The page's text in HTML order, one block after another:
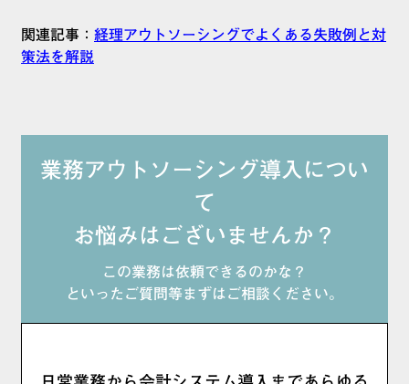
関連記事： 経理アウトソーシングでよくある失敗例と対
策法を解説
業務アウトソーシング導入につい
て
お悩みはございませんか？
この業務は依頼できるのかな？
といったご質問等まずはご相談ください。